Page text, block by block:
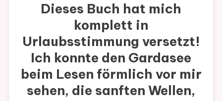
Dieses Buch hat mich
komplett in
Urlaubsstimmung versetzt!
Ich konnte den Gardasee
beim Lesen förmlich vor mir
sehen, die sanften Wellen,